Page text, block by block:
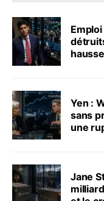
Yen :
sans
une
Jane